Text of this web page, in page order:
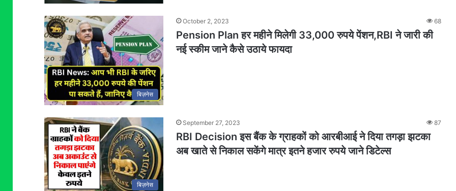
बिज़नेस
October 2, 2023 68
Pension Plan हर महीने मिलेगी 33,000 रुपये पेंशन,RBI ने जारी की
नई स्कीम जाने कैसे उठाये फायदा
बिज़नेस
September 27, 2023 87
RBI Decision इस बैंक के ग्राहकों को आरबीआई ने दिया तगड़ा झटका
अब खाते से निकाल सकेंगे मात्र इतने हजार रुपये जाने डिटेल्स